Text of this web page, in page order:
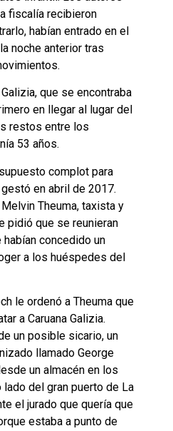
fiscalía recibieron
habían entrado en el
noche anterior tras
que se encontraba
en llegar al lugar del
restos entre los
53 años.
complot para
en abril de 2017.
Theuma, taxista y
pidió que se reunieran
concedido un
a los huéspedes del
le ordenó a Theuma que
a Caruana Galizia.
un posible sicario, un
llamado George
un almacén en los
del gran puerto de La
el jurado que quería que
estaba a punto de